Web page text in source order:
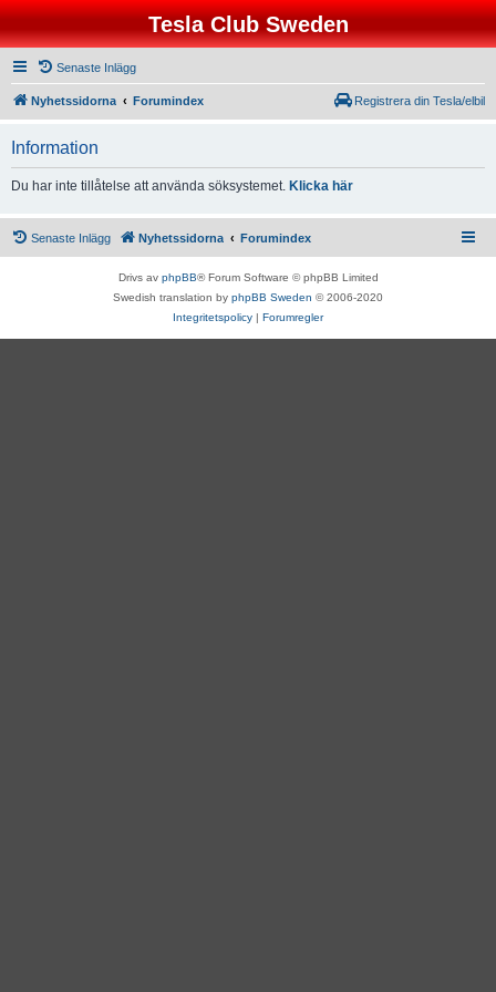
Tesla Club Sweden
Senaste Inlägg
Nyhetssidorna Forumindex Registrera din Tesla/elbil
Information
Du har inte tillåtelse att använda söksystemet. Klicka här
Senaste Inlägg Nyhetssidorna Forumindex
Drivs av phpBB® Forum Software © phpBB Limited
Swedish translation by phpBB Sweden © 2006-2020
Integritetspolicy | Forumregler